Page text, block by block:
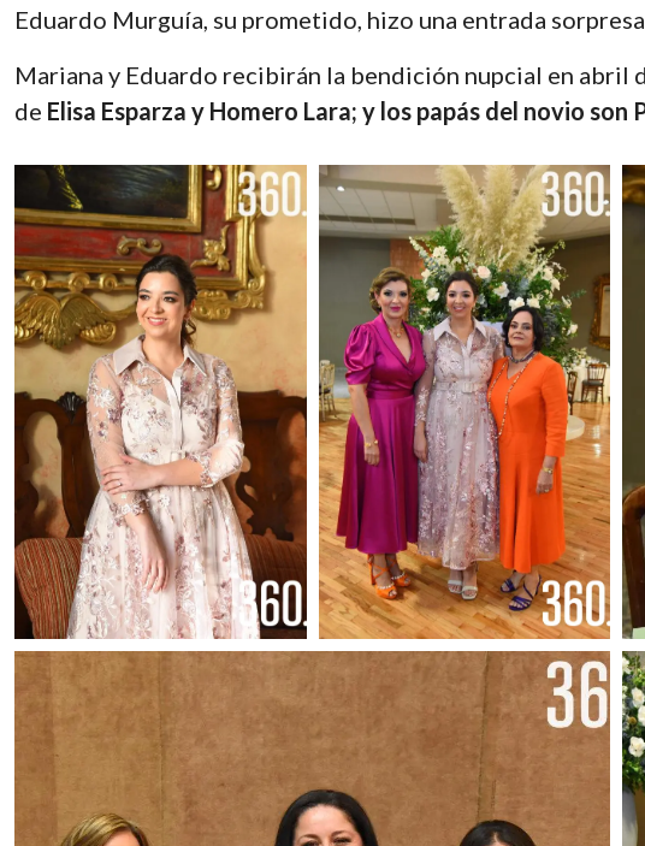
Eduardo Murguía, su prometido, hizo una entrada
Mariana y Eduardo recibirán la bendición nupcial en abril
de Elisa Esparza y Homero Lara; y los papás del novio